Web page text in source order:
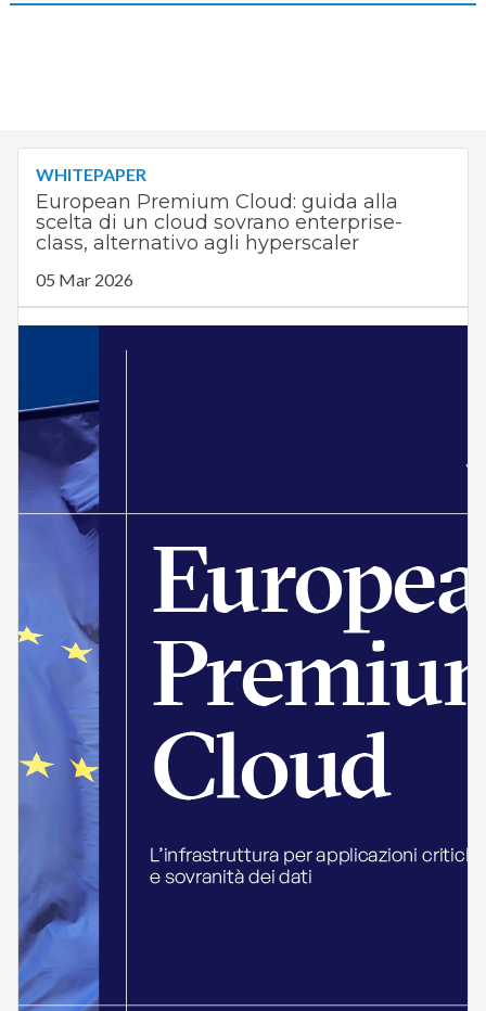
WHITEPAPER
European Premium Cloud: guida alla
scelta di un cloud sovrano enterprise-
class, alternativo agli hyperscaler
05 Mar 2026